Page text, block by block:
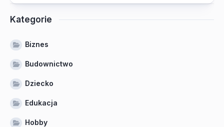
Kategorie
Biznes
Budownictwo
Dziecko
Edukacja
Hobby